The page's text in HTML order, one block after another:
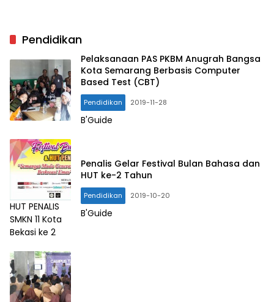
Pendidikan
Pelaksanaan PAS PKBM Anugrah Bangsa
Kota Semarang Berbasis Computer
Based Test (CBT)
Pendidikan 2019-11-28
B'Guide
HUT PENALIS
SMKN 11 Kota
Bekasi ke 2
Penalis Gelar Festival Bulan Bahasa dan
HUT ke-2 Tahun
Pendidikan 2019-10-20
B'Guide